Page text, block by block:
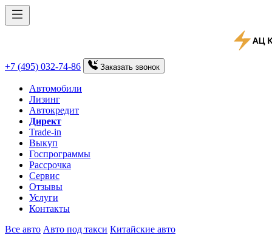
+7 (495) 032-74-86 Заказать звонок
Автомобили
Лизинг
Автокредит
Директ
Trade-in
Выкуп
Госпрограммы
Рассрочка
Сервис
Отзывы
Услуги
Контакты
Все авто Авто под такси Китайские авто